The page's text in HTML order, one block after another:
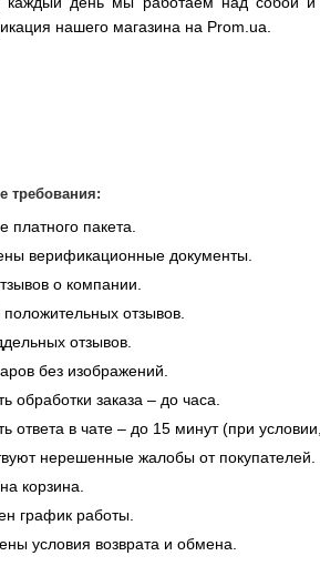
нашего магазина на Prom.ua.
требования:
платного пакета.
верификационные документы.
о компании.
отзывов.
отзывов.
без изображений.
обработки заказа – до часа.
ответа в чате – до 15 минут (при
нерешенные жалобы от покупателей.
корзина.
график работы.
условия возврата и обмена.